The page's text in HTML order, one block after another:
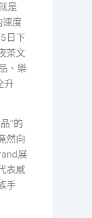
是
速度
日下
茶文
、樂
升
”的
然向
展
表感
手